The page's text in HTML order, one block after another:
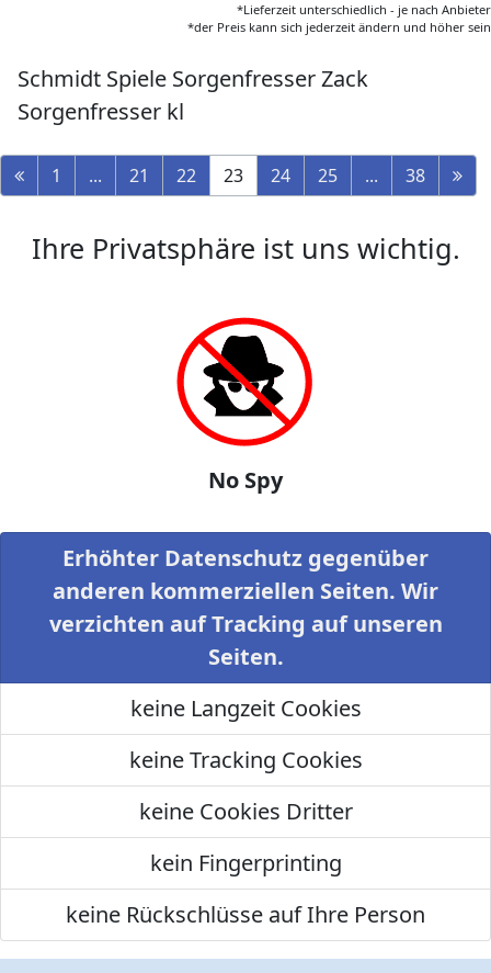
*Lieferzeit unterschiedlich - je nach Anbieter
*der Preis kann sich jederzeit ändern und höher sein
Schmidt Spiele Sorgenfresser Zack
Sorgenfresser kl
1 ... 21 22 23 24 25 ... 38
Ihre Privatsphäre ist uns wichtig.
No Spy
Erhöhter Datenschutz gegenüber
anderen kommerziellen Seiten. Wir
verzichten auf Tracking auf unseren
Seiten.
keine Langzeit Cookies
keine Tracking Cookies
keine Cookies Dritter
kein Fingerprinting
keine Rückschlüsse auf Ihre Person